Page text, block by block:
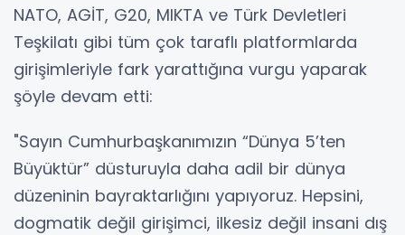
NATO, AGİT, G20, MIKTA ve Türk Devletleri
Teşkilatı gibi tüm çok taraflı platformlarda
girişimleriyle fark yarattığına vurgu yaparak
şöyle devam etti:
"Sayın Cumhurbaşkanımızın “Dünya 5’ten
Büyüktür” düsturuyla daha adil bir dünya
düzeninin bayraktarlığını yapıyoruz. Hepsini,
dogmatik değil girişimci, ilkesiz değil insani dış